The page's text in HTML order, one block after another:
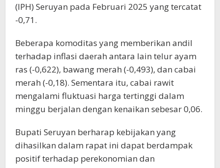
(IPH) Seruyan pada Februari 2025 yang tercatat
-0,71.
Beberapa komoditas yang memberikan andil
terhadap inflasi daerah antara lain telur ayam
ras (-0,622), bawang merah (-0,493), dan cabai
merah (-0,18). Sementara itu, cabai rawit
mengalami fluktuasi harga tertinggi dalam
minggu berjalan dengan kenaikan sebesar 0,06.
Bupati Seruyan berharap kebijakan yang
dihasilkan dalam rapat ini dapat berdampak
positif terhadap perekonomian dan